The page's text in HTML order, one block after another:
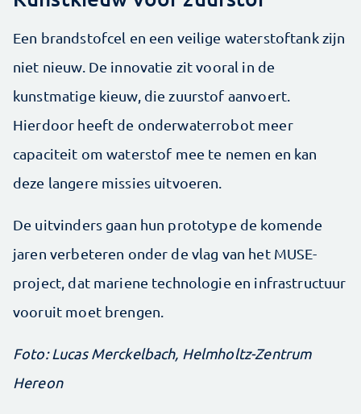
Een brandstofcel en een veilige waterstoftank zijn
niet nieuw. De innovatie zit vooral in de
kunstmatige kieuw, die zuurstof aanvoert.
Hierdoor heeft de onderwaterrobot meer
capaciteit om waterstof mee te nemen en kan
deze langere missies uitvoeren.
De uitvinders gaan hun prototype de komende
jaren verbeteren onder de vlag van het MUSE-
project, dat mariene technologie en infrastructuur
vooruit moet brengen.
Foto: Lucas Merckelbach, Helmholtz-Zentrum
Hereon